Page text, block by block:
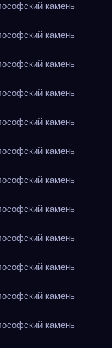
камень
камень
камень
камень
камень
камень
камень
камень
камень
камень
камень
камень